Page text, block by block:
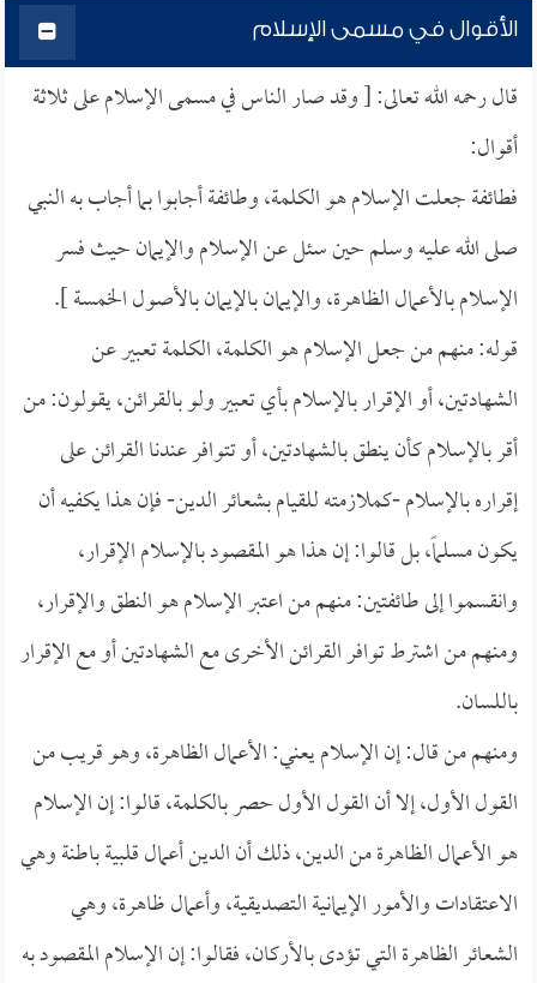
الأقوال في مسمى الإسلام
قال رحمه الله تعالى: [ وقد صار الناس في مسمى الإسلام على ثلاثة
أقوال:
فطائفة جعلت الإسلام هو الكلمة، وطائفة أجابوا بما أجاب به النبي
صلى الله عليه وسلم حين سئل عن الإسلام والإيمان حيث فسر
الإسلام بالأعمال الظاهرة، والإيمان بالإيمان بالأصول الخمسة ].
قوله: منهم من جعل الإسلام هو الكلمة، الكلمة تعبير عن
الشهادتين، أو الإقرار بالإسلام بأي تعبير ولو بالقرائن، يقولون: من
أقر بالإسلام كأن ينطق بالشهادتين، أو تتوافر عندنا القرائن على
إقراره بالإسلام -كملازمته للقيام بشعائر الدين- فإن هذا يكفيه أن
يكون مسلماً، بل قالوا: إن هذا هو المقصود بالإسلام الإقرار،
وانقسموا إلى طائفتين: منهم من اعتبر الإسلام هو النطق والإقرار،
ومنهم من اشترط توافر القرائن الأخرى مع الشهادتين أو مع الإقرار
باللسان.
ومنهم من قال: إن الإسلام يعني: الأعمال الظاهرة، وهو قريب من
القول الأول، إلا أن القول الأول حصر بالكلمة، قالوا: إن الإسلام
هو الأعمال الظاهرة من الدين، ذلك أن الدين أعمال قلبية باطنة وهي
الاعتقادات والأمور الإيمانية التصديقية، وأعمال ظاهرة، وهي
الشعائر الظاهرة التي تؤدى بالأركان، فقالوا: إن الإسلام المقصود به